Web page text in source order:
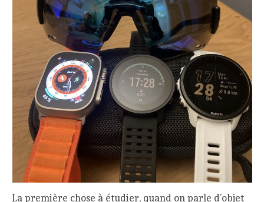
La première chose à étudier, quand on parle d’objet